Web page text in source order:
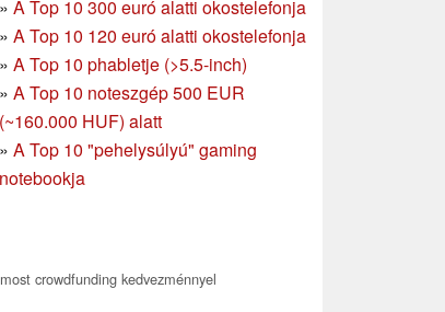
» A Top 10 300 euró alatti okostelefonja
» A Top 10 120 euró alatti okostelefonja
» A Top 10 phabletje (>5.5-inch)
» A Top 10 noteszgép 500 EUR
(~160.000 HUF) alatt
» A Top 10 "pehelysúlyú" gaming
notebookja
crowdfunding kedvezménnyel